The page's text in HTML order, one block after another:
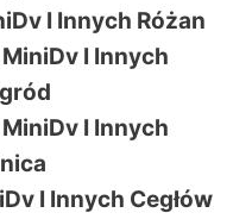
I Innych Różan
I Innych
I Innych
I Innych Cegłów